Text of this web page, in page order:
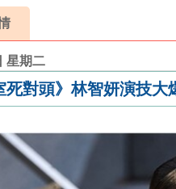
星期二
死對頭》林智妍演技